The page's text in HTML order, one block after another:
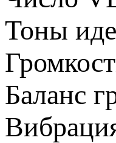
Тоны
Баланс